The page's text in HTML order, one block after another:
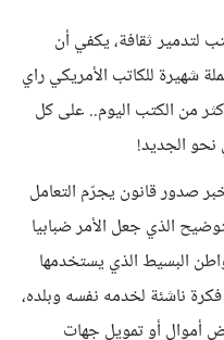
لتدمير ثقافة، يكفي أن
شهيرة للكاتب الأمريكي راي
من الكتب اليوم.. على كل
الجديد!
صدور قانون يجرّم التعامل
الذي جعل الأمر ضبابيا
البسيط الذي يستخدمها
ناشئة لخدمه نفسه وبلده،
أموال أو تمويل جهات